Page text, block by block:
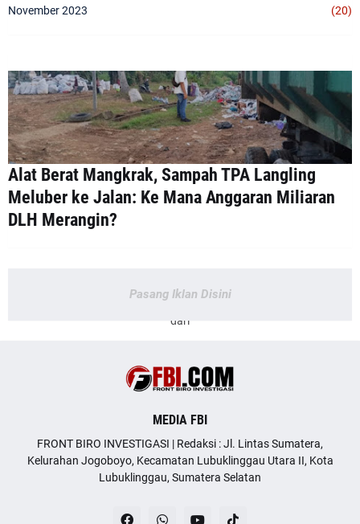
November 2023 (20)
Alat Berat Mangkrak, Sampah TPA Langling
Meluber ke Jalan: Ke Mana Anggaran Miliaran
DLH Merangin?
Pasang Iklan Disini
dari
MEDIA FBI
FRONT BIRO INVESTIGASI | Redaksi : Jl. Lintas Sumatera,
Kelurahan Jogoboyo, Kecamatan Lubuklinggau Utara II, Kota
Lubuklinggau, Sumatera Selatan